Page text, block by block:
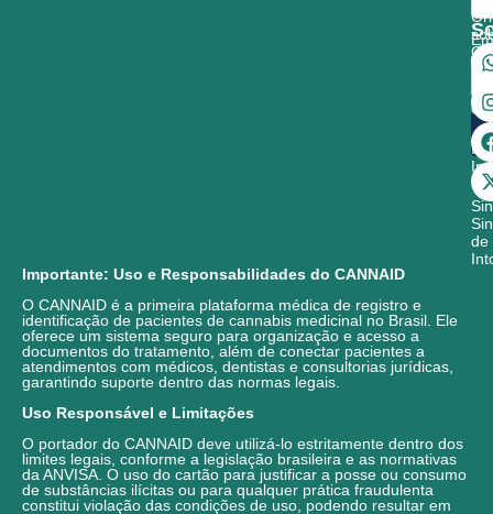
de
Importante: Uso e Responsabilidades do CANNAID
O CANNAID é a primeira plataforma médica de registro e
identificação de pacientes de cannabis medicinal no Brasil. Ele
oferece um sistema seguro para organização e acesso a
documentos do tratamento, além de conectar pacientes a
atendimentos com médicos, dentistas e consultorias jurídicas,
garantindo suporte dentro das normas legais.
Uso Responsável e Limitações
O portador do CANNAID deve utilizá-lo estritamente dentro dos
limites legais, conforme a legislação brasileira e as normativas
da ANVISA. O uso do cartão para justificar a posse ou consumo
de substâncias ilícitas ou para qualquer prática fraudulenta
constitui violação das condições de uso, podendo resultar em